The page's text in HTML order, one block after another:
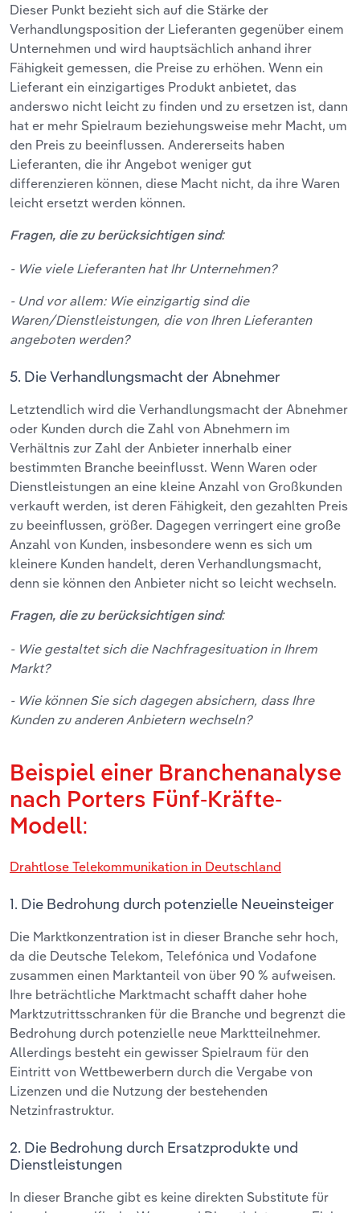
Dieser Punkt bezieht sich auf die Stärke der
Verhandlungsposition der Lieferanten gegenüber einem
Unternehmen und wird hauptsächlich anhand ihrer
Fähigkeit gemessen, die Preise zu erhöhen. Wenn ein
Lieferant ein einzigartiges Produkt anbietet, das
anderswo nicht leicht zu finden und zu ersetzen ist, dann
hat er mehr Spielraum beziehungsweise mehr Macht, um
den Preis zu beeinflussen. Andererseits haben
Lieferanten, die ihr Angebot weniger gut
differenzieren können, diese Macht nicht, da ihre Waren
leicht ersetzt werden können.
Fragen, die zu berücksichtigen sind:
- Wie viele Lieferanten hat Ihr Unternehmen?
- Und vor allem: Wie einzigartig sind die
Waren/Dienstleistungen, die von Ihren Lieferanten
angeboten werden?
5. Die Verhandlungsmacht der Abnehmer
Letztendlich wird die Verhandlungsmacht der Abnehmer
oder Kunden durch die Zahl von Abnehmern im
Verhältnis zur Zahl der Anbieter innerhalb einer
bestimmten Branche beeinflusst. Wenn Waren oder
Dienstleistungen an eine kleine Anzahl von Großkunden
verkauft werden, ist deren Fähigkeit, den gezahlten Preis
zu beeinflussen, größer. Dagegen verringert eine große
Anzahl von Kunden, insbesondere wenn es sich um
kleinere Kunden handelt, deren Verhandlungsmacht,
denn sie können den Anbieter nicht so leicht wechseln.
Fragen, die zu berücksichtigen sind:
- Wie gestaltet sich die Nachfragesituation in Ihrem
Markt?
- Wie können Sie sich dagegen absichern, dass Ihre
Kunden zu anderen Anbietern wechseln?
Beispiel einer Branchenanalyse
nach Porters Fünf-Kräfte-
Modell:
Drahtlose Telekommunikation in Deutschland
1. Die Bedrohung durch potenzielle Neueinsteiger
Die Marktkonzentration ist in dieser Branche sehr hoch,
da die Deutsche Telekom, Telefónica und Vodafone
zusammen einen Marktanteil von über 90 % aufweisen.
Ihre beträchtliche Marktmacht schafft daher hohe
Marktzutrittsschranken für die Branche und begrenzt die
Bedrohung durch potenzielle neue Marktteilnehmer.
Allerdings besteht ein gewisser Spielraum für den
Eintritt von Wettbewerbern durch die Vergabe von
Lizenzen und die Nutzung der bestehenden
Netzinfrastruktur.
2. Die Bedrohung durch Ersatzprodukte und
Dienstleistungen
In dieser Branche gibt es keine direkten Substitute für